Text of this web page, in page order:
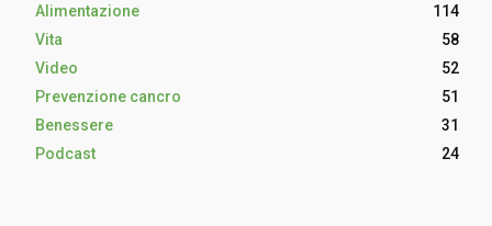
Alimentazione
114
Vita
58
Video
52
Prevenzione cancro
51
Benessere
31
Podcast
24